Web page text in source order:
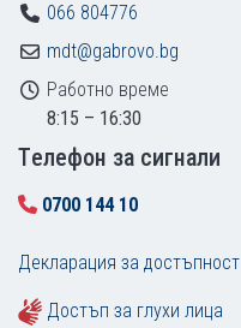
066 804776
mdt@gabrovo.bg
Работно време
8:15 – 16:30
Tелефон за сигнали
0700 144 10
Декларация за достъпност
Достъп за глухи лица